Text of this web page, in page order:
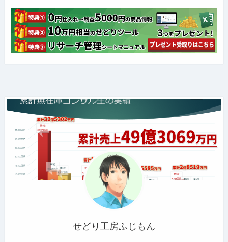
せどり工房ふじもん